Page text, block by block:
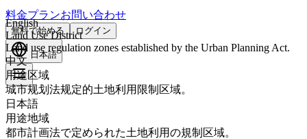
料金プランお問い合わせ
無料で始める ログイン
日本語
English
Land Use District
Land use regulation zones established by the Urban Planning Act.
中文
用途区域
城市规划法规定的土地利用限制区域。
日本語
用途地域
都市計画法で定められた土地利用の規制区域。